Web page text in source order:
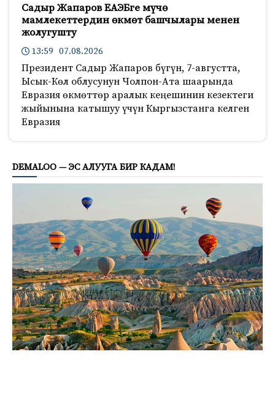
Садыр Жапаров ЕАЭБге мүчө
мамлекеттердин өкмөт башчылары менен
жолугушту
13:59 07.08.2026
Президент Садыр Жапаров бүгүн, 7-августта,
Ысык-Көл облусунун Чолпон-Ата шаарында
Евразия өкмөттөр аралык кеңешинин кезектеги
жыйынына катышуу үчүн Кыргызстанга келген
Евразия
DEMALOO — ЭС АЛУУГА БИР КАДАМ!